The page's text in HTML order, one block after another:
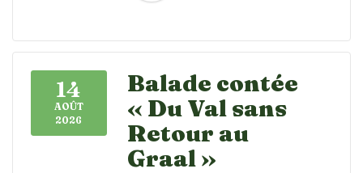
14
AOÛT
2026
Balade contée
« Du Val sans
Retour au
Graal »